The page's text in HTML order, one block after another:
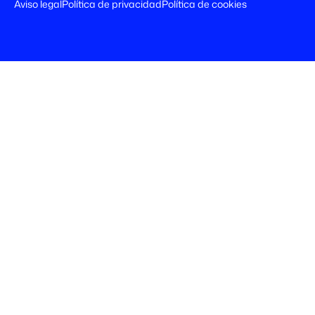
Aviso legalPolítica de privacidadPolítica de cookies